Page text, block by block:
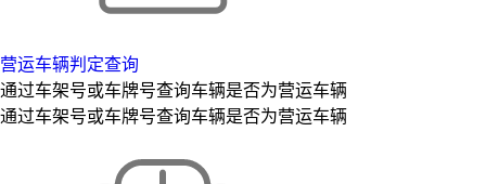
营运车辆判定查询
通过车架号或车牌号查询车辆是否为营运车辆
通过车架号或车牌号查询车辆是否为营运车辆